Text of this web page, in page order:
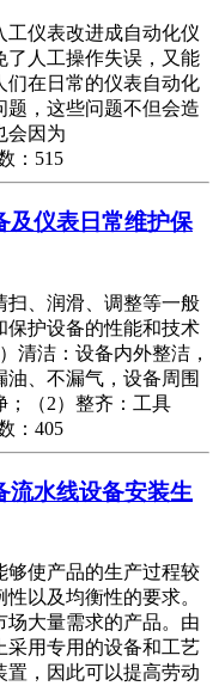
仪表改进成自动化仪
了人工操作失误，又能
们在日常的仪表自动化
题，这些问题不但会造
会因为
：515
及仪表日常维护保
扫、润滑、调整等一般
保护设备的性能和技术
清洁：设备内外整洁，
、不漏气，设备周围
；（2）整齐：工具
：405
流水线设备安装生
够使产品的生产过程较
以及均衡性的要求。
场大量需求的产品。由
采用专用的设备和工艺
置，因此可以提高劳动